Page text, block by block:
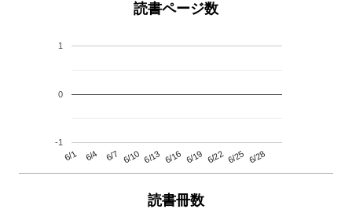
読書ページ数
6/1 6/4 6/7 6/10 6/13 6/16 6/19 6/22 6/25 6/28
-1
0
1
読書冊数